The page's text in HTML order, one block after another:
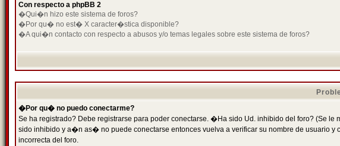
Con respecto a phpBB 2
�Qui�n hizo este sistema de foros?
�Por qu� no est� X caracter�stica disponible?
�A qui�n contacto con respecto a abusos y/o temas legales sobre este sistema de foros?
�Por qu� no puedo conectarme?
Se ha registrado? Debe registrarse para poder conectarse. �Ha sido Ud. inhibido del foro? (Se
sido inhibido y a�n as� no puede conectarse entonces vuelva a verificar su nombre de usuario
incorrecta del foro.